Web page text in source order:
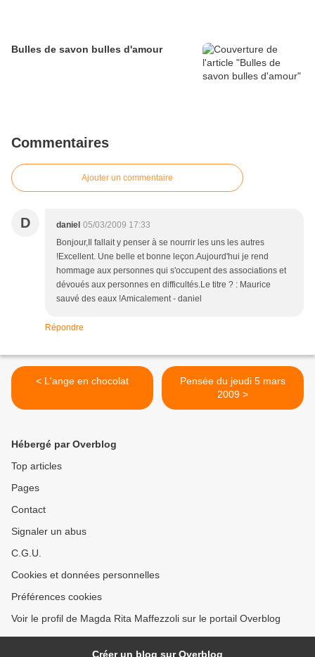
Bulles de savon bulles d'amour
Commentaires
Ajouter un commentaire
D daniel 05/03/2009 17:33
Bonjour,Il fallait y penser à se nourrir les uns les autres
!Excellent. Une belle et bonne leçon.Aujourd'hui je rend
hommage aux personnes qui s'occupent des associations et
dévoués aux personnes en difficultés.Le titre ? : Maurice
sauvé des eaux !Amicalement - daniel
Répondre
< L'ange en chocolat
Pensée du jeudi 5 mars
2009 >
Hébergé par Overblog
Top articles
Pages
Contact
Signaler un abus
C.G.U.
Cookies et données personnelles
Préférences cookies
Voir le profil de Magda Rita Maffezzoli sur le portail Overblog
Créer un blog sur Overblog